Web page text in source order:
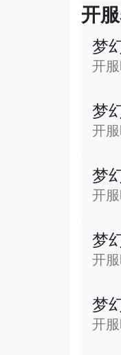
开
梦
开
梦
开
梦
开
梦
开
梦
开